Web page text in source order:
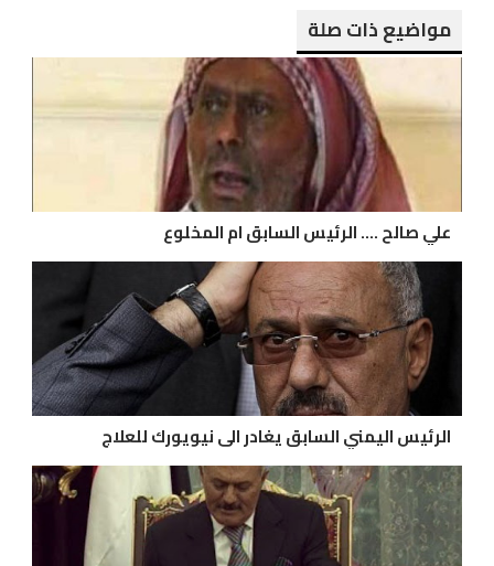
مواضيع ذات صلة
علي صالح .... الرئيس السابق ام المخلوع
الرئيس اليمني السابق يغادر الى نيويورك للعلاج